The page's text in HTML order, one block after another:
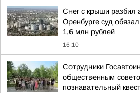
Снег с крыши разбил
Оренбурге суд
1,6 млн рублей
16:10
Сотрудники
общественным
познавательный